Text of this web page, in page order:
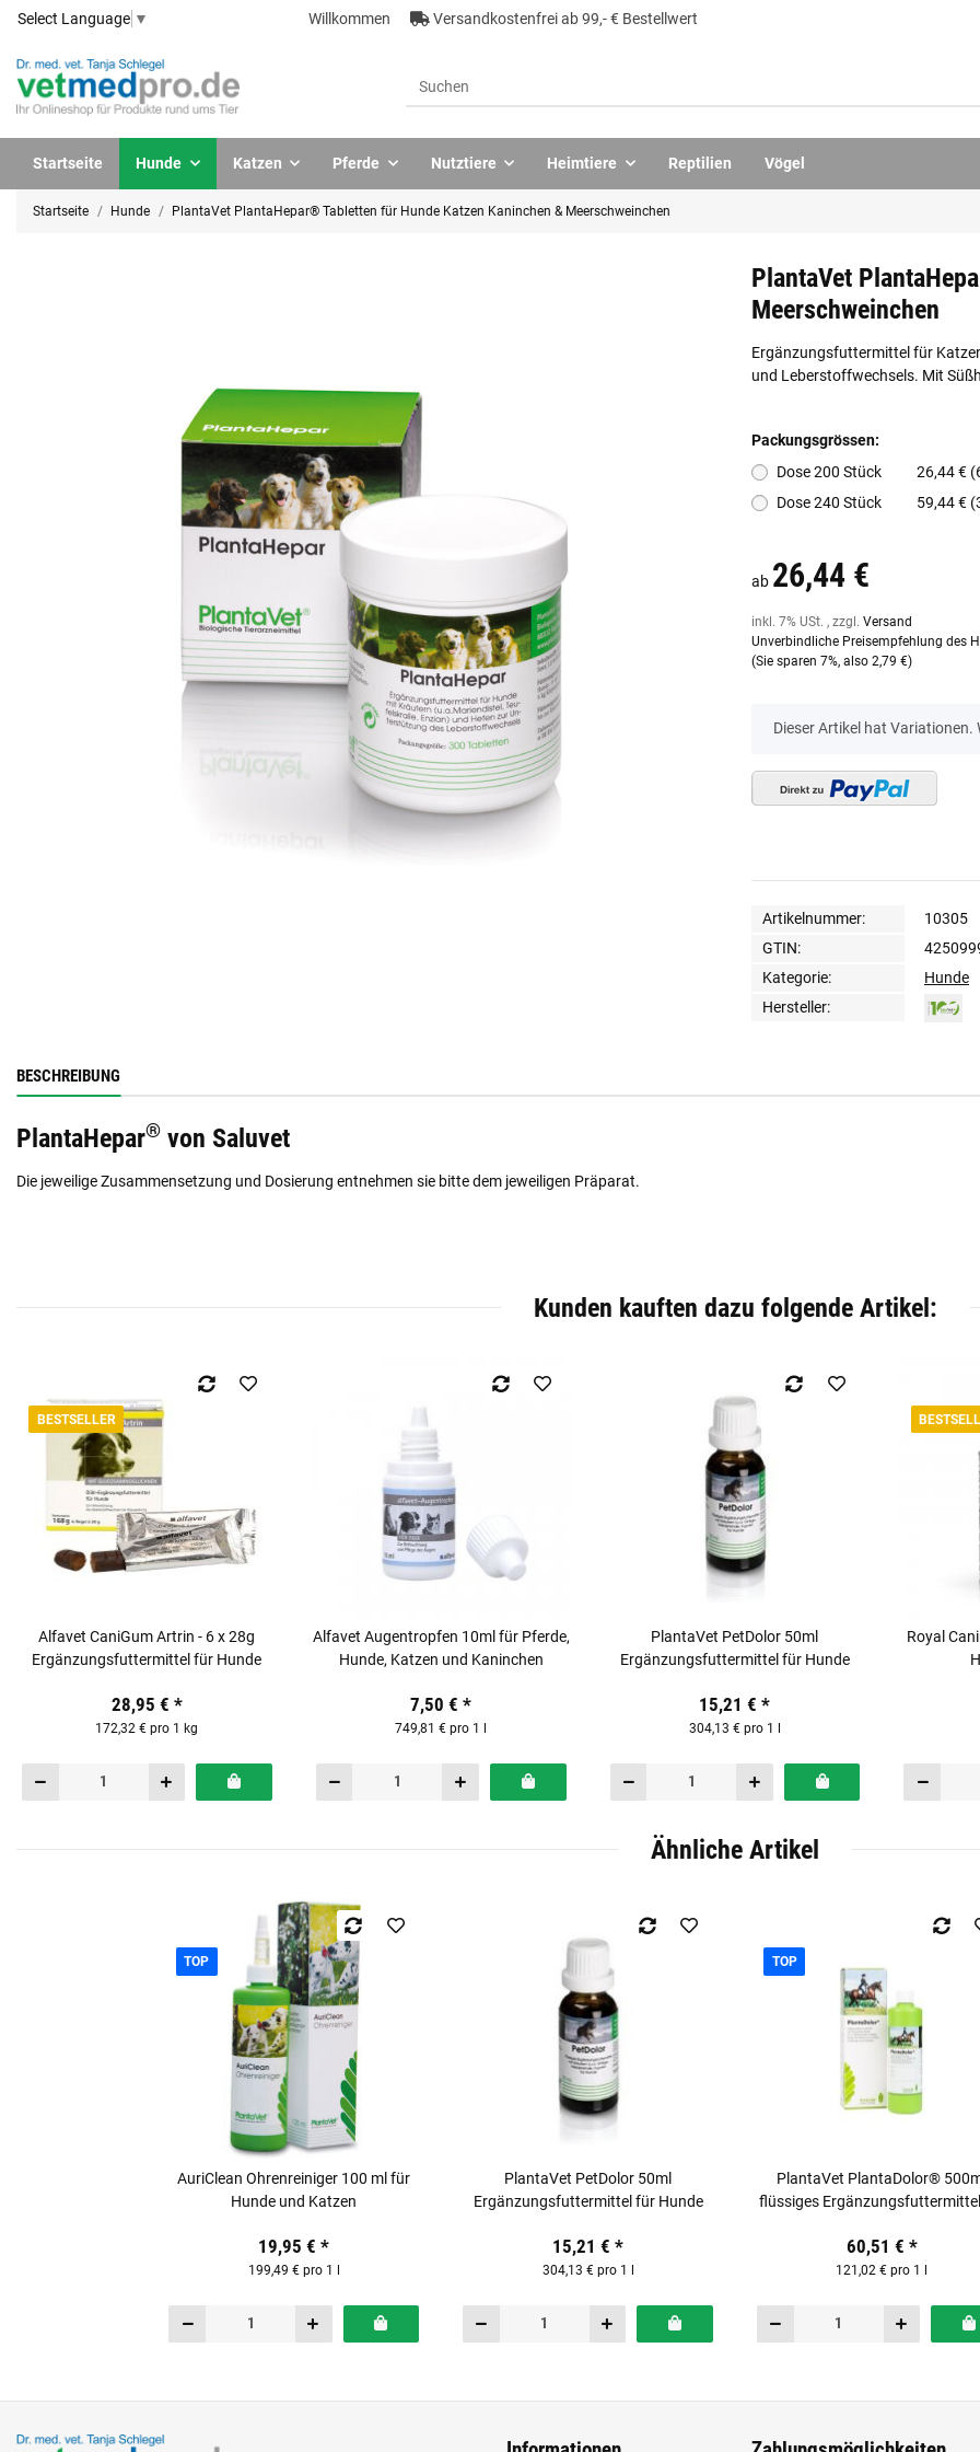
Select Language ▼ Willkommen Versandkostenfrei ab 99,- € Bestellwert
Hunde Katzen Pferde Nutztiere Heimtiere Reptilien Vögel
Startseite
Startseite Hunde PlantaVet PlantaHepar® Tabletten für Hunde Katzen Kaninchen & Meerschweinchen
PlantaVet
Meerschweinchen
Ergänzungsfuttermittel für
und Leberstoffwechsels. Mit
Packungsgrössen:
Dose 200 Stück
26,44 €
Dose 240 Stück
59,44 €
ab 26,44 €
inkl. 7% USt. , zzgl. Versand
Unverbindliche Preisempfehlung des
(Sie sparen 7%, also 2,79 €)
x
Dieser Artikel hat
Artikelnummer:
10305
GTIN:
Kategorie:
Hunde
Hersteller:
BESCHREIBUNG
PlantaHepar® von Saluvet
Die jeweilige Zusammensetzung und Dosierung entnehmen sie bitte dem jeweiligen Präparat.
Kunden kauften dazu folgende Artikel:
BESTSELLER
Alfavet CaniGum Artrin - 6 x 28g
Ergänzungsfuttermittel für Hunde
28,95 € *
172,32 € pro 1 kg
Alfavet Augentropfen 10ml für Pferde,
Hunde, Katzen und Kaninchen
7,50 €*
749,81 € pro 1 l
PlantaVet PetDolor 50ml
Ergänzungsfuttermittel für Hunde
15,21 €*
304,13 € pro 1 l
Royal
Ähnliche Artikel
TOP
AuriClean Ohrenreiniger 100 ml für
Hunde und Katzen
19,95 €*
199,49 € pro 1 l
PlantaVet PetDolor 50ml
Ergänzungsfuttermittel für Hunde
15,21 €*
304,13 € pro 1 l
TOP
PlantaVet PlantaDolor®
flüssiges
60,51 € *
121,02 € pro 1 l